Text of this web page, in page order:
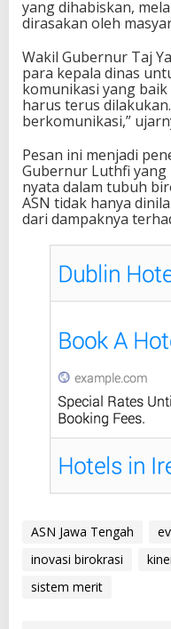
yang dihabiskan,
dirasakan oleh
Wakil Gubernur Taj
para kepala dinas
komunikasi yang
harus terus
berkomunikasi,”
Pesan ini menjadi
Gubernur Luthfi
nyata dalam tubuh
ASN tidak hanya
dari dampaknya
ASN Jawa Tengah
inovasi birokrasi
sistem merit